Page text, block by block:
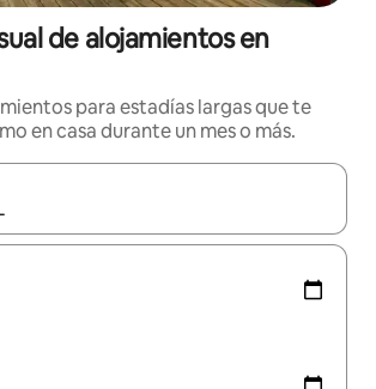
de alojamientos en
para estadías largas que te
en casa durante un mes o más.
estén disponibles, navega con las